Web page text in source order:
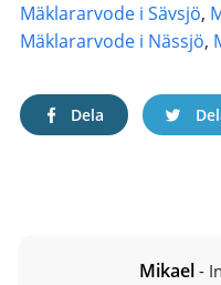
Mäklararvode i Sävsjö,
Mäklararvode i Nässjö,
Dela
Mikael -